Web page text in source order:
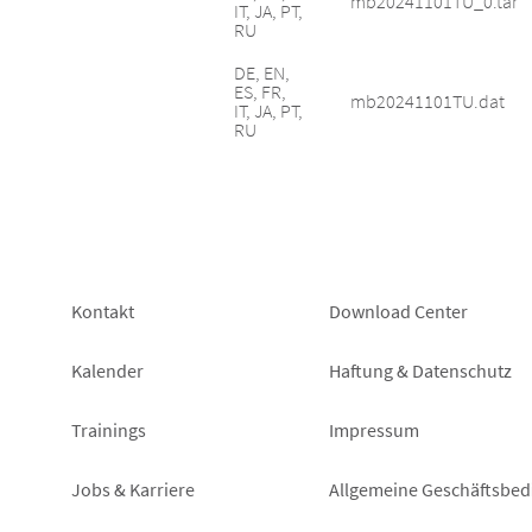
IT, JA, PT,
RU
DE, EN,
ES, FR,
IT, JA, PT,
RU
mb20241101TU.dat
Footer
left
Kontakt
Kalender
Trainings
Jobs & Karriere
Footer
right
Download Center
Haftung & Datenschutz
Impressum
Allgemeine